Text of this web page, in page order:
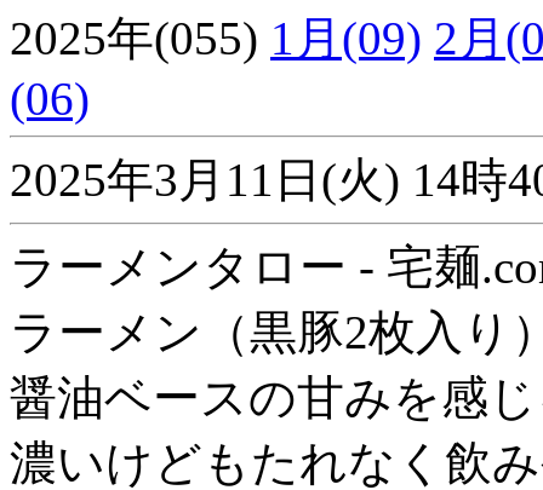
2025年(055) 1月(09) 2月
(06)
2025年3月11日(火) 14時
ラーメンタロー - 宅麺
ラーメン（黒豚2枚入り
醤油ベースの甘みを感
濃いけどもたれなく飲